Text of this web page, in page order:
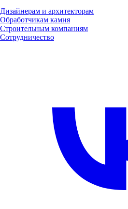
Дизайнерам и архитекторам
Обработчикам камня
Строительным компаниям
Сотрудничество